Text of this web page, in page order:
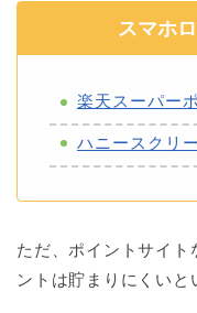
スマホ
楽天スーパー
ハニースクリ
ただ、ポイントサイト
ントは貯まりにくいと